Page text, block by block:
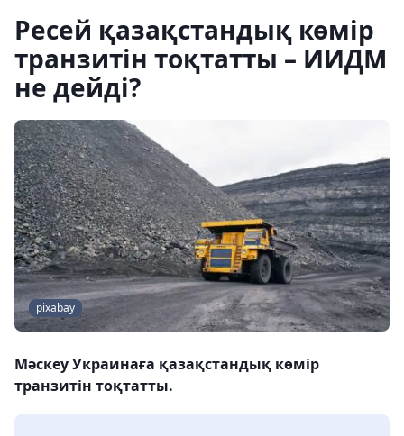
Ресей қазақстандық көмір
транзитін тоқтатты – ИИДМ
не дейді?
pixabay
Мәскеу Украинаға қазақстандық көмір
транзитін тоқтатты.